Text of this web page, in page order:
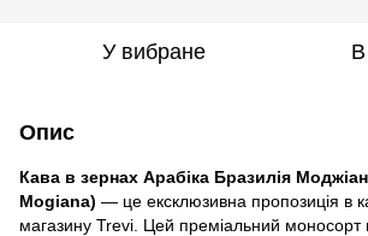
У вибране В
Опис
Кава в зернах Арабіка Бразилія
Mogiana) — це ексклюзивна пропозиція в
магазину Trevi. Цей преміальний моносорт